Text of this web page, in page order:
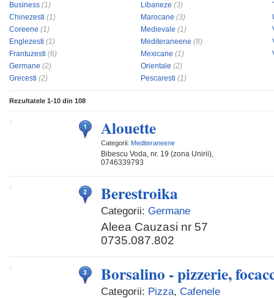
Business (1)
Chinezesti (1)
Coreene (1)
Englezesti (1)
Frantuzesti (6)
Germane (2)
Grecesti (2)
Libaneze (3)
Marocane (3)
Medievale (1)
Mediteraneene (8)
Mexicane (1)
Orientale (2)
Pescaresti (1)
Rezultatele 1-10 din 108
Alouette
Categorii: Mediteraneene
Bibescu Voda, nr. 19 (zona Unirii),
0746339793
Berestroika
Categorii: Germane
Aleea Cauzasi nr 57
0735.087.802
Borsalino - pizzerie,
Categorii: Pizza, Cafenele